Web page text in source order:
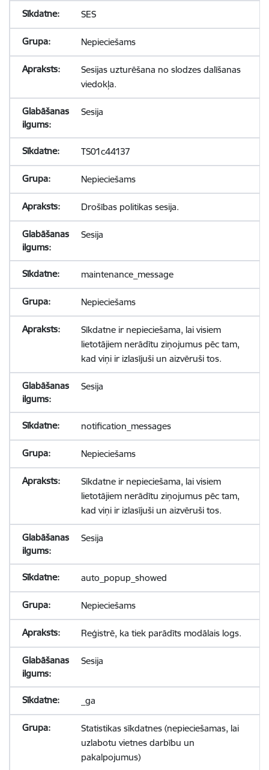
SES
Nepieciešams
Sesijas uzturēšana no slodzes dalīšanas
viedokļa.
Sesija
TS01c44137
Nepieciešams
Drošības politikas sesija.
Sesija
maintenance_message
Nepieciešams
Sīkdatne ir nepieciešama, lai visiem
lietotājiem nerādītu ziņojumus pēc tam,
kad viņi ir izlasījuši un aizvēruši tos.
Sesija
notification_messages
Nepieciešams
Sīkdatne ir nepieciešama, lai visiem
lietotājiem nerādītu ziņojumus pēc tam,
kad viņi ir izlasījuši un aizvēruši tos.
Sesija
auto_popup_showed
Nepieciešams
Reģistrē, ka tiek parādīts modālais logs.
Sesija
_ga
Statistikas sīkdatnes (nepieciešamas, lai
uzlabotu vietnes darbību un
pakalpojumus)